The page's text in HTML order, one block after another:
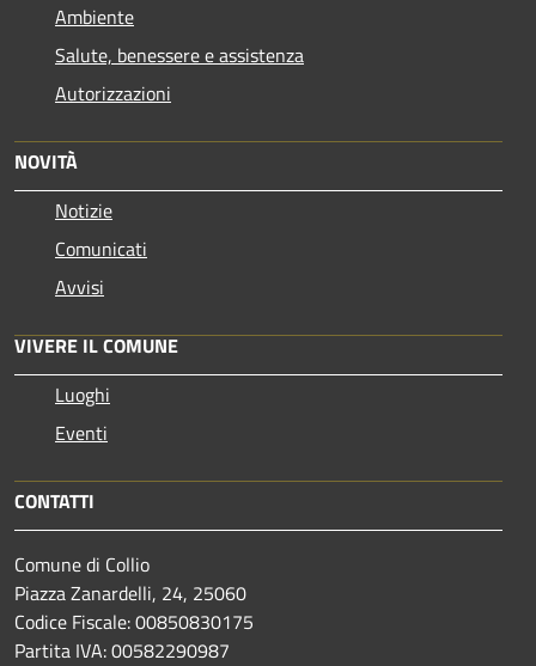
Ambiente
Salute, benessere e assistenza
Autorizzazioni
NOVITÀ
Notizie
Comunicati
Avvisi
VIVERE IL COMUNE
Luoghi
Eventi
CONTATTI
Comune di Collio
Piazza Zanardelli, 24, 25060
Codice Fiscale: 00850830175
Partita IVA: 00582290987